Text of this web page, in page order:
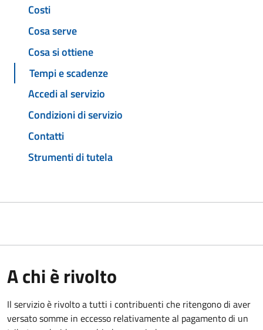
Costi
Cosa serve
Cosa si ottiene
Tempi e scadenze
Accedi al servizio
Condizioni di servizio
Contatti
Strumenti di tutela
A chi è rivolto
Il servizio è rivolto a tutti i contribuenti che ritengono di aver
versato somme in eccesso relativamente al pagamento di un